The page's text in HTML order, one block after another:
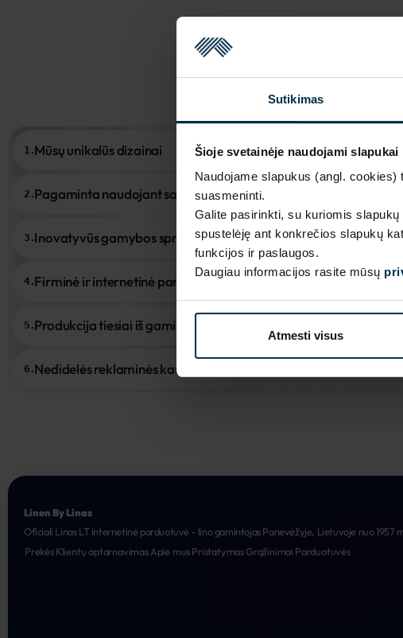
Sutikimas
Šioje svetainėje naudojami slapukai
Naudojame slapukus (angl.
suasmeninti.
Galite pasirinkti, su kuriomis
spustelėję ant konkrečios slapukų
funkcijos ir paslaugos.
Daugiau informacijos rasite mūsų
Atmesti visus
1.Mūsų unikalūs dizainai
2.Pagaminta naudojant saulės energiją
3.Inovatyvūs gamybos sprendimai
4.Firminė ir internetinė parduotuvė
5.Produkcija tiesiai iš gamintojo
6.Nedidelės reklaminės kampanijos
Linen By Linas
Oficiali Linas LT internetinė parduotuvė - lino gamintojas Panevėžyje, Lietuvoje nuo 1957
PrekėsKlientų aptarnavimasApie musPristatymasGrąžinimai Parduotuvės